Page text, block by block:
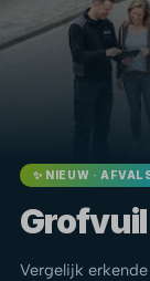
✨ NIEUW ·
Vergelijk